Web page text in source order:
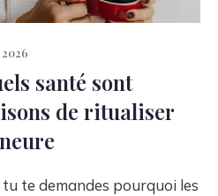
santé sont
de ritualiser
te demandes pourquoi les